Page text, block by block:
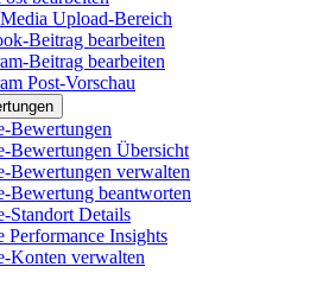
Upload-Bereich
Beitrag bearbeiten
Beitrag bearbeiten
Post-Vorschau
Bewertungen
Bewertungen Übersicht
Bewertungen verwalten
Bewertung beantworten
Standort Details
Performance Insights
Konten verwalten